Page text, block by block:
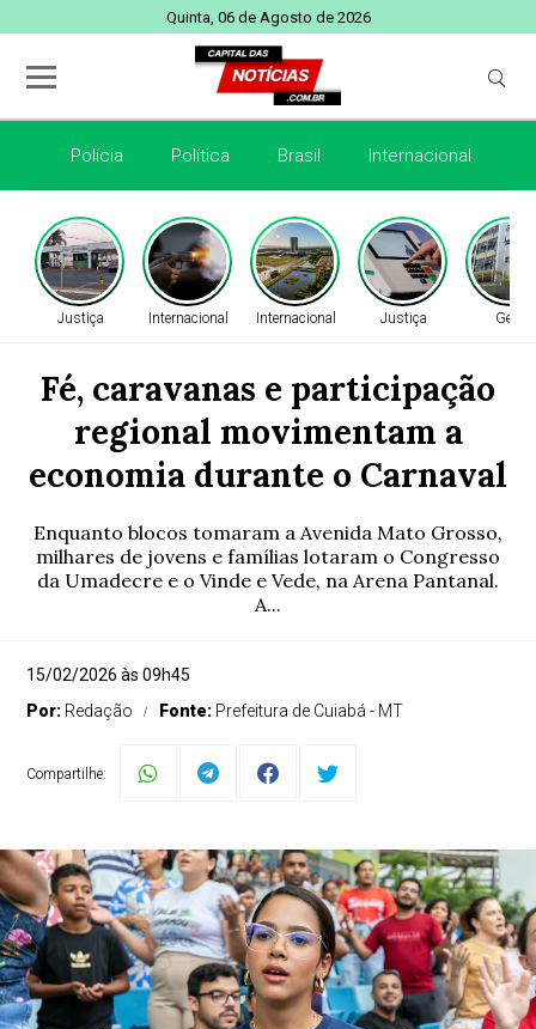
Quinta, 06 de Agosto de 2026
Polícia Política Brasil Internacional
Justiça Internacional Internacional Justiça Geral
Fé, caravanas e participação
regional movimentam a
economia durante o Carnaval
Enquanto blocos tomaram a Avenida Mato Grosso,
milhares de jovens e famílias lotaram o Congresso
da Umadecre e o Vinde e Vede, na Arena Pantanal.
A...
15/02/2026 às 09h45
Por: Redação Fonte: Prefeitura de Cuiabá - MT
Compartilhe: